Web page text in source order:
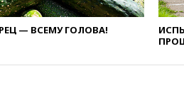
— ВСЕМУ ГОЛОВА!